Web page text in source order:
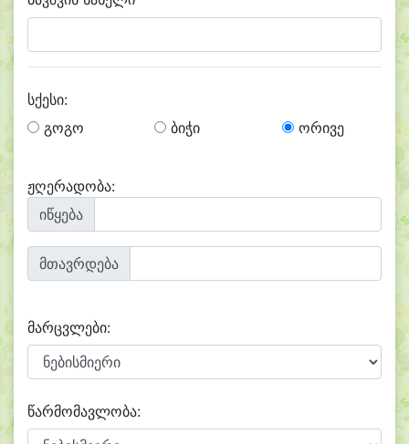
სქესი:
გოგო
ბიჭი ორივე
ჟღერადობა:
იწყება
მთავრდება
მარცვლები:
წარმომავლობა: